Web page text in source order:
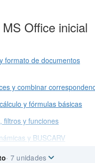
Office inicial
formato de documentos
y combinar
y fórmulas básicas
filtros y funciones
y BUSCARV
· 7 unidades